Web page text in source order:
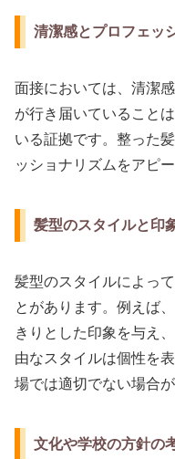
清潔感とプロフェッ
面接においては、清潔
が行き届いていること
いる証拠です。整った
ッショナリズムをアピ
髪型のスタイルと印
髪型のスタイルによっ
とがあります。例えば
きりとした印象を与え
由なスタイルは個性を
場では適切でない場合が
文化や学校の方針の